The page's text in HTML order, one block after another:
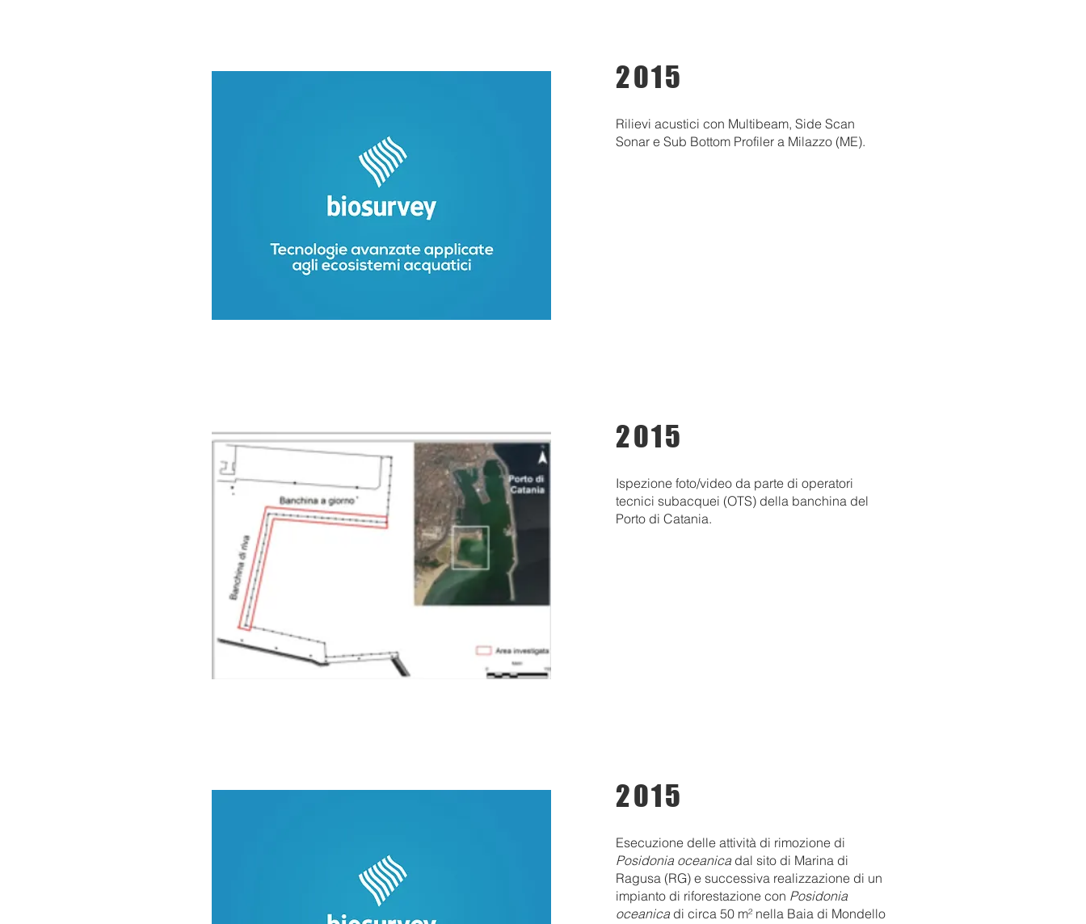
2015
Rilievi acustici con Multibeam, Side Scan
Sonar e Sub Bottom Profiler a Milazzo (ME).
2015
Ispezione foto/video da parte di operatori
tecnici subacquei (OTS) della banchina del
Porto di Catania.
2015
Esecuzione delle attività di rimozione di
Posidonia oceanica dal sito di Marina di
Ragusa (RG) e successiva realizzazione di un
impianto di riforestazione con Posidonia
oceanica di circa 50 m² nella Baia di Mondello